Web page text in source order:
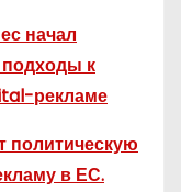
начал
к
рекламе
политическую
в ЕС.